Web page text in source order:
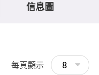
信息圖
每頁顯示 8